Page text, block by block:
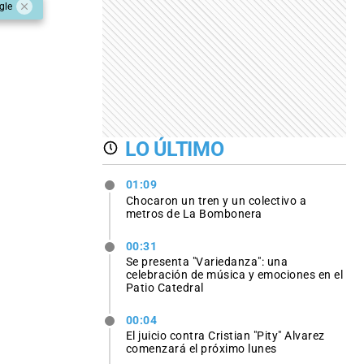
LO ÚLTIMO
01:09
Chocaron un tren y un colectivo a
metros de La Bombonera
00:31
Se presenta "Variedanza": una
celebración de música y emociones en el
Patio Catedral
00:04
El juicio contra Cristian "Pity" Alvarez
comenzará el próximo lunes